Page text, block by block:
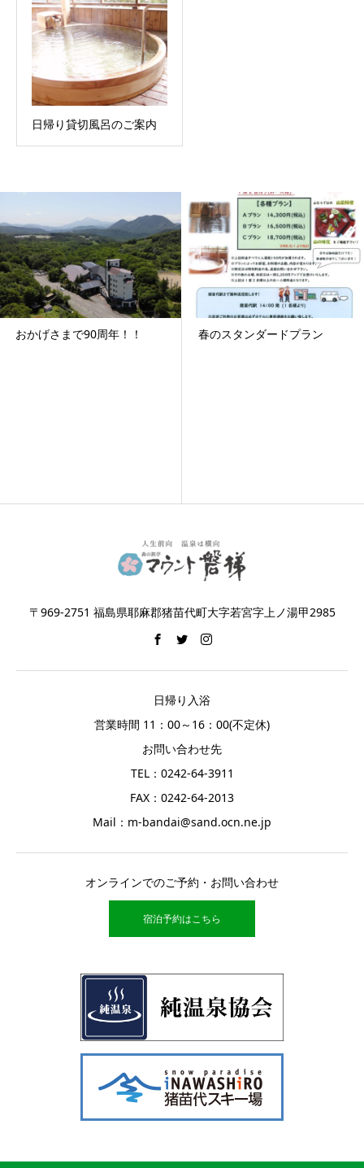
日帰り貸切風呂のご案内
おかげさまで90周年！！ 春のスタンダードプラン
〒969-2751 福島県耶麻郡猪苗代町大字若宮字上ノ湯甲2985
日帰り入浴
営業時間 11：00～16：00(不定休)
お問い合わせ先
TEL：0242-64-3911
FAX：0242-64-2013
Mail：m-bandai@sand.ocn.ne.jp
オンラインでのご予約・お問い合わせ
宿泊予約はこちら